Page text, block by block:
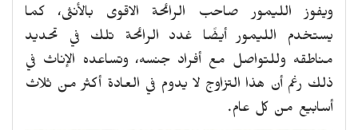
ويفوز الليمور صاحب الرائحة الاقوى بالأنثى، كما
يستخدم الليمور أيضًا غدد الرائحة تلك في تحديد
مناطقه وللتواصل مع أفراد جنسه، وتساعده الإناث في
ذلك رغم أن هذا التزاوج لا يدوم في العادة أكثر من ثلاث
أسابيع من كل عام.